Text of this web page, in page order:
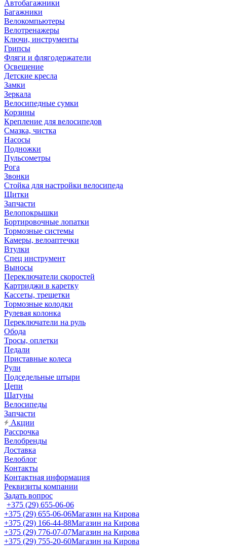
Автобагажники
Багажники
Велокомпьютеры
Велотренажеры
Ключи, инструменты
Грипсы
Фляги и флягодержатели
Освещение
Детские кресла
Замки
Зеркала
Велосипедные сумки
Корзины
Крепление для велосипедов
Смазка, чистка
Насосы
Подножки
Пульсометры
Рога
Звонки
Стойка для настройки велосипеда
Щитки
Запчасти
Велопокрышки
Бортировочные лопатки
Тормозные системы
Камеры, велоаптечки
Втулки
Спец инструмент
Выносы
Переключатели скоростей
Картриджи в каретку
Кассеты, трещетки
Тормозные колодки
Рулевая колонка
Переключатели на руль
Обода
Тросы, оплетки
Педали
Приставные колеса
Рули
Подседельные штыри
Цепи
Шатуны
Велосипеды
Запчасти
Акции
Рассрочка
Велобренды
Доставка
Велоблог
Контакты
Контактная информация
Реквизиты компании
Задать вопрос
+375 (29) 655-06-06
+375 (29) 655-06-06Магазин на Кирова
+375 (29) 166-44-88Магазин на Кирова
+375 (29) 776-07-07Магазин на Кирова
+375 (29) 755-20-60Магазин на Кирова